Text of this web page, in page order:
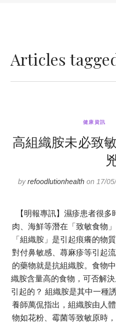
Articles
健康資訊
高組織胺未必致
byrefoodlutionhealth on 17/
【明報專訊】濕疹患者很
肉、海鮮等潛在「致敏食物
「組織胺」是引起痕癢的物
對付鼻敏感、蕁麻疹等引起
的藥物就是抗組織胺。食物
織胺含量高的食物，可否解
引起的？ 組織胺是其中一種
養師萬侃指出，組織胺由人
物如花粉、霉菌等致敏原時